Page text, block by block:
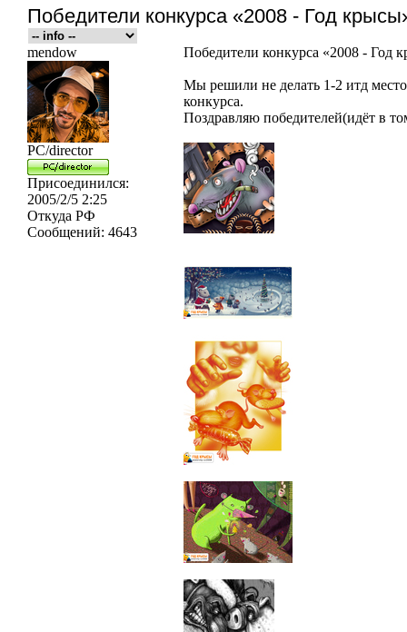
Победители конкурса «2008 - Год
mendow
PC/director
Присоединился:
2005/2/5 2:25
Откуда РФ
Сообщений: 4643
Победители конкурса «2008 - Год
Мы решили не делать 1-2 итд место,
конкурса.
Поздравляю победителей(идёт в